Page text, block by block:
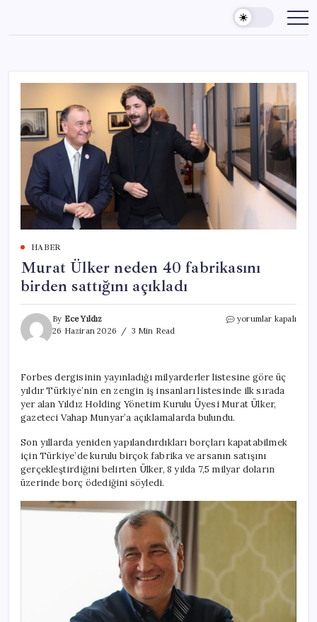
content
HABER
Murat Ülker neden 40 fabrikasını
birden sattığını açıkladı
By Ece Yıldız
26 Haziran 2026
3 Min Read
Murat
birden
sattığını
açıkladı
yorumlar kapalı
Forbes dergisinin yayınladığı milyarderler listesine göre üç
yıldır Türkiye’nin en zengin iş insanları listesinde ilk sırada
yer alan Yıldız Holding Yönetim Kurulu Üyesi Murat Ülker,
gazeteci Vahap Munyar’a açıklamalarda bulundu.
Son yıllarda yeniden yapılandırdıkları borçları kapatabilmek
için Türkiye’de kurulu birçok fabrika ve arsanın satışını
gerçekleştirdiğini belirten Ülker, 8 yılda 7,5 milyar doların
üzerinde borç ödediğini söyledi.